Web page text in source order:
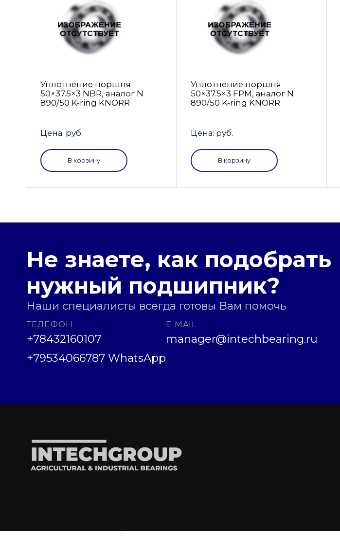
Уплотнение поршня
50×37.5×3 NBR, аналог N
890/50 K-ring KNORR
Цена: руб.
В корзину
Уплотнение поршня
50×37.5×3 FРM, аналог N
890/50 K-ring KNORR
Цена: руб.
В корзину
Не знаете, как подобрать
нужный подшипник?
Наши специалисты всегда готовы Вам помочь
ТЕЛЕФОН
+78432160107
+79534066787 WhatsApp
E-MAIL
manager@intechbearing.ru